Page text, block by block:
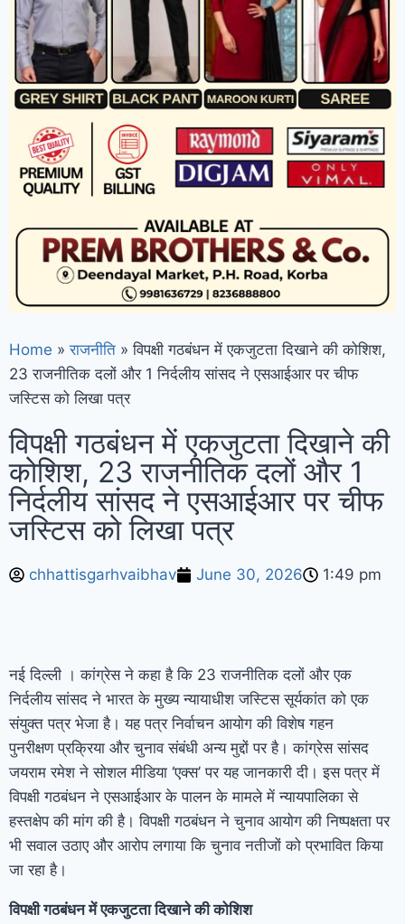
से मारपीट कर मोबाइल लूटने का आरोपी गिरफ्तार,
पुलिस ने घेराबंदी कर 4 महीने बाद पकड़ा, लूटा गया
फोन भी बरामद
कोरबा: न्यू कोरबा हॉस्पिटल
परिसर में ‘एक पेड़ मां के नाम’ अभियान के तहत
पौधारोपण
ममता बनर्जी की कार पर पथराव,
पुलिस पर गंभीर आरोप; बीजेपी ने हमले से किया
किनारा
Home » राजनीति » विपक्षी गठबंधन में एकजुटता दिखाने की कोशिश,
23 राजनीतिक दलों और 1 निर्दलीय सांसद ने एसआईआर पर चीफ
जस्टिस को लिखा पत्र
विपक्षी गठबंधन में एकजुटता दिखाने की
कोशिश, 23 राजनीतिक दलों और 1
निर्दलीय सांसद ने एसआईआर पर चीफ
जस्टिस को लिखा पत्र
chhattisgarhvaibhav June 30, 2026 1:49 pm
नई दिल्ली ।कांग्रेस ने कहा है कि 23 राजनीतिक दलों और एक
निर्दलीय सांसद ने भारत के मुख्य न्यायाधीश जस्टिस सूर्यकांत को एक
संयुक्त पत्र भेजा है। यह पत्र निर्वाचन आयोग की विशेष गहन
पुनरीक्षण प्रक्रिया और चुनाव संबंधी अन्य मुद्दों पर है। कांग्रेस सांसद
जयराम रमेश ने सोशल मीडिया ‘एक्स’ पर यह जानकारी दी। इस पत्र में
विपक्षी गठबंधन ने एसआईआर के पालन के मामले में न्यायपालिका से
हस्तक्षेप की मांग की है। विपक्षी गठबंधन ने चुनाव आयोग की निष्पक्षता पर
भी सवाल उठाए और आरोप लगाया कि चुनाव नतीजों को प्रभावित किया
जा रहा है।
विपक्षी गठबंधन में एकजुटता दिखाने की कोशिश